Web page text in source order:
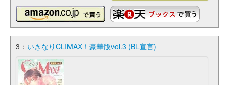
3： いきなりCLIMAX！豪華版vol.3 (BL宣言)